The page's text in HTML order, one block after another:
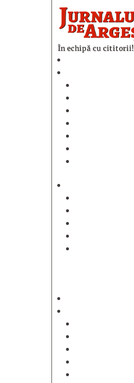
În echipă cu cititorii!